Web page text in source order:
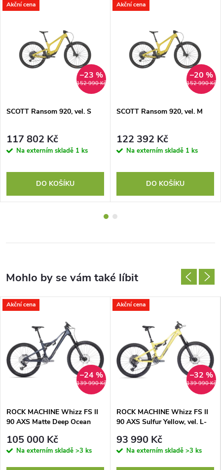
Akční cena
152 990 Kč
–23 %
SCOTT Ransom 920, vel. S
117 802 Kč
Na externím skladě 1 ks
DO KOŠÍKU
Akční cena
152 990 Kč
–20 %
SCOTT Ransom 920, vel. M
122 392 Kč
Na externím skladě 1 ks
DO KOŠÍKU
Akční cena
139 990 Kč
–24 %
ROCK MACHINE Whizz FS II
90 AXS Matte Deep Ocean
105 000 Kč
Na externím skladě >3 ks
Akční cena
139 990 Kč
–32 %
ROCK MACHINE Whizz FS II
90 AXS Sulfur Yellow, vel. L-
93 990 Kč
Na externím skladě >3 ks